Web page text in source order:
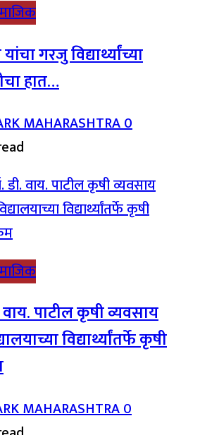
गरजु विद्यार्थ्यांच्या
हात…
MAHARASHTRA0
पाटील कृषी व्यवसाय
विद्यार्थ्यांतर्फे कृषी
MAHARASHTRA0